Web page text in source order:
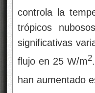
controla la
trópicos
significativas
flujo en 25 W/m2
han aumentado